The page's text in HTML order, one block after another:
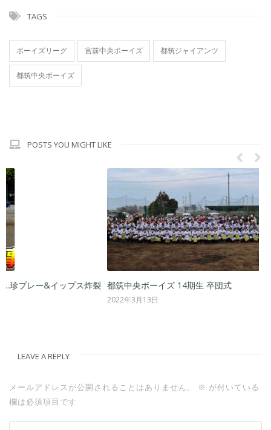
TAGS
ボーイズリーグ 宮前中央ボーイズ 都筑ジャイアンツ
都筑中央ボーイズ
POSTS YOU MIGHT LIKE
都筑中央ボーイズ 14期生 卒団式
メールアドレスが公開されることはありません。
が付いている
欄は必須項目です